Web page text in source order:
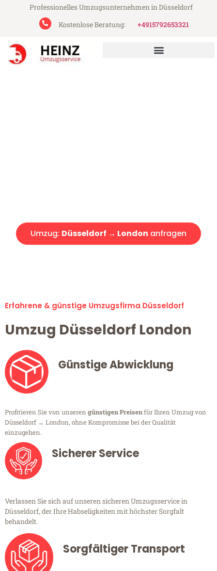
Professionelles Umzugsunternehmen in Düsseldorf
Kostenlose Beratung:
+4915792653321
Umzug: Düsseldorf → London anfragen
Erfahrene & günstige Umzugsfirma Düsseldorf
Umzug Düsseldorf London
Günstige Abwicklung
Profitieren Sie von unseren günstigen Preisenfür Ihren Umzug von
Düsseldorf → London, ohne Kompromisse bei der Qualität
einzugehen.
Sicherer Service
Verlassen Sie sich auf unseren sicheren Umzugsservice in
Düsseldorf, der Ihre Habseligkeiten mit höchster Sorgfalt
behandelt.
Sorgfältiger Transport